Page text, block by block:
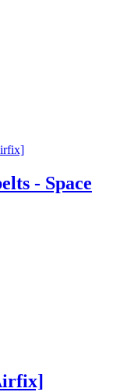
- Space